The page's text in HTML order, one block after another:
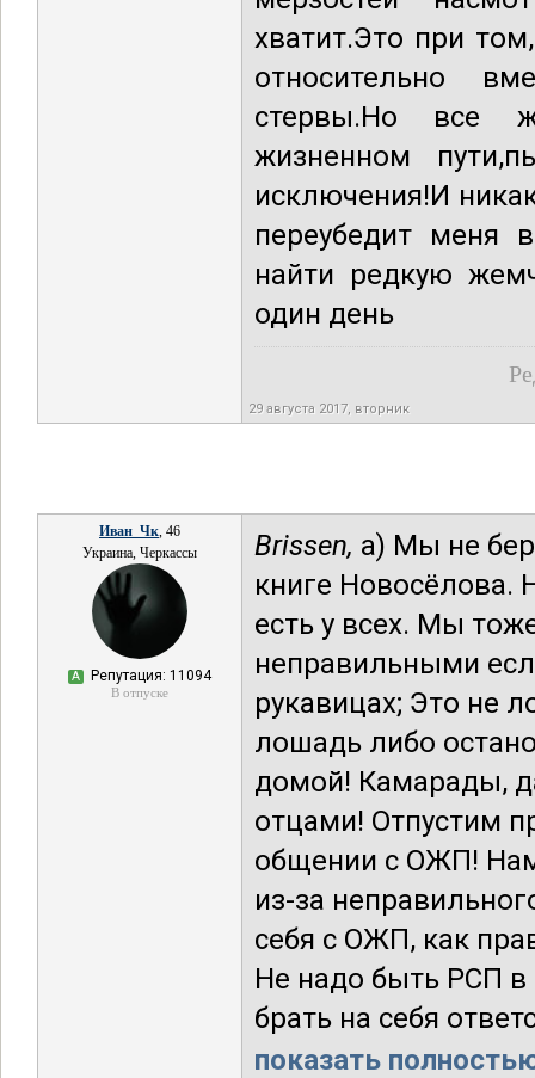
хватит.Это при
относительно
стервы.Но все
жизненном
исключения!И
переубедит меня
найти редкую
один день
29 августа 2017, вторник
Иван_Чк, 46
Украина, Черкассы
А Репутация: 11094
В отпуске
Brissen, а) Мы не
книге Новосёлова.
есть у всех. Мы
неправильными
рукавицах; Это не
лошадь либо
домой! Камарады,
отцами! Отпустим
общении с ОЖП!
из-за
себя с ОЖП, как
Не надо быть РСП
брать на себя
показать